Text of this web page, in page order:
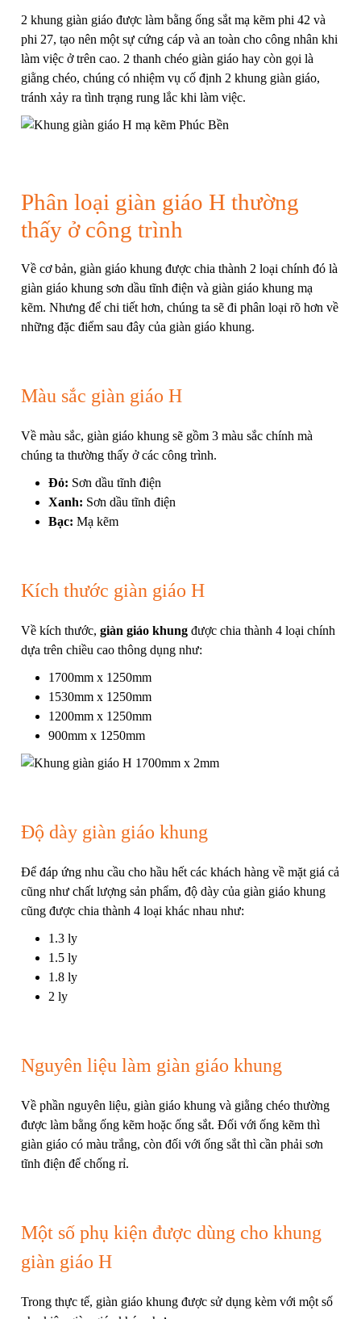
2 khung giàn giáo được làm bằng ống sắt mạ kẽm phi 42 và
phi 27, tạo nên một sự cứng cáp và an toàn cho công nhân khi
làm việc ở trên cao. 2 thanh chéo giàn giáo hay còn gọi là
giằng chéo, chúng có nhiệm vụ cố định 2 khung giàn giáo,
tránh xảy ra tình trạng rung lắc khi làm việc.
Phân loại giàn giáo H thường
thấy ở công trình
Về cơ bản, giàn giáo khung được chia thành 2 loại chính đó là
giàn giáo khung sơn dầu tĩnh điện và giàn giáo khung mạ
kẽm. Nhưng để chi tiết hơn, chúng ta sẽ đi phân loại rõ hơn về
những đặc điểm sau đây của giàn giáo khung.
Màu sắc giàn giáo H
Về màu sắc, giàn giáo khung sẽ gồm 3 màu sắc chính mà
chúng ta thường thấy ở các công trình.
Đỏ: Sơn dầu tĩnh điện
Xanh: Sơn dầu tĩnh điện
Bạc: Mạ kẽm
Kích thước giàn giáo H
Về kích thước, giàn giáo khung được chia thành 4 loại chính
dựa trên chiều cao thông dụng như:
1700mm x 1250mm
1530mm x 1250mm
1200mm x 1250mm
900mm x 1250mm
Độ dày giàn giáo khung
Để đáp ứng nhu cầu cho hầu hết các khách hàng về mặt giá cả
cũng như chất lượng sản phẩm, độ dày của giàn giáo khung
cũng được chia thành 4 loại khác nhau như:
1.3 ly
1.5 ly
1.8 ly
2 ly
Nguyên liệu làm giàn giáo khung
Về phần nguyên liệu, giàn giáo khung và giằng chéo thường
được làm bằng ống kẽm hoặc ống sắt. Đối với ống kẽm thì
giàn giáo có màu trắng, còn đối với ống sắt thì cần phải sơn
tĩnh điện để chống rỉ.
Một số phụ kiện được dùng cho khung
giàn giáo H
Trong thực tế, giàn giáo khung được sử dụng kèm với một số